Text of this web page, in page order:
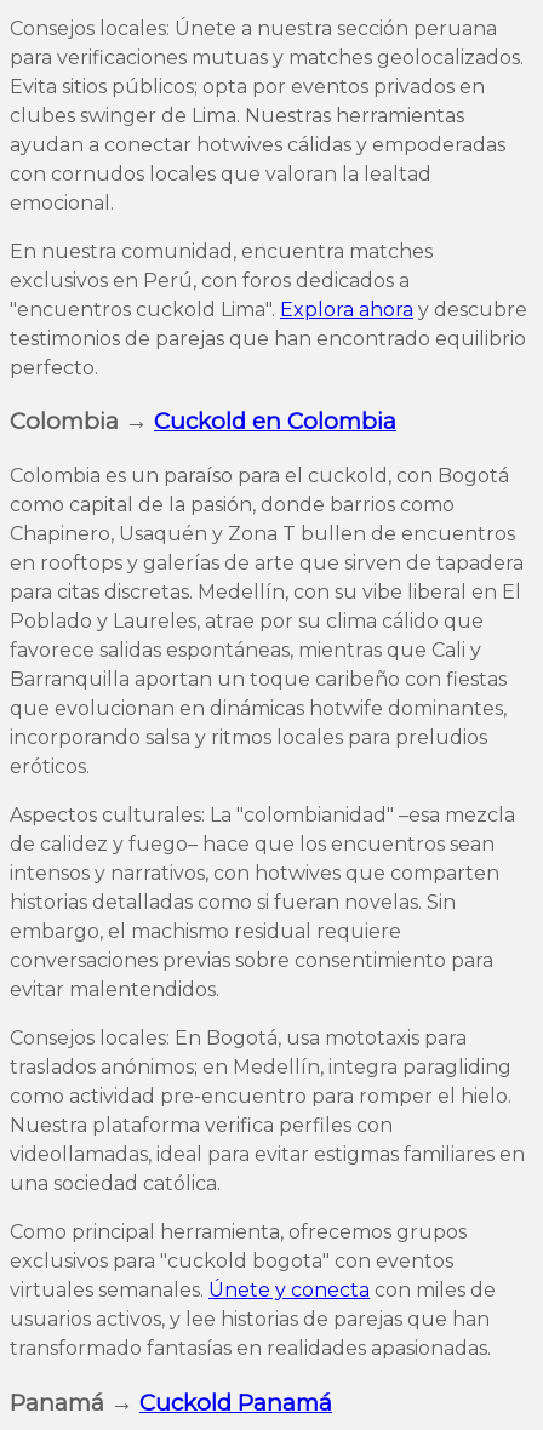
Consejos locales: Únete a nuestra sección peruana
para verificaciones mutuas y matches geolocalizados.
Evita sitios públicos; opta por eventos privados en
clubes swinger de Lima. Nuestras herramientas
ayudan a conectar hotwives cálidas y empoderadas
con cornudos locales que valoran la lealtad
emocional.
En nuestra comunidad, encuentra matches
exclusivos en Perú, con foros dedicados a
"encuentros cuckold Lima". Explora ahora y descubre
testimonios de parejas que han encontrado equilibrio
perfecto.
Colombia → Cuckold en Colombia
Colombia es un paraíso para el cuckold, con Bogotá
como capital de la pasión, donde barrios como
Chapinero, Usaquén y Zona T bullen de encuentros
en rooftops y galerías de arte que sirven de tapadera
para citas discretas. Medellín, con su vibe liberal en El
Poblado y Laureles, atrae por su clima cálido que
favorece salidas espontáneas, mientras que Cali y
Barranquilla aportan un toque caribeño con fiestas
que evolucionan en dinámicas hotwife dominantes,
incorporando salsa y ritmos locales para preludios
eróticos.
Aspectos culturales: La "colombianidad" –esa mezcla
de calidez y fuego– hace que los encuentros sean
intensos y narrativos, con hotwives que comparten
historias detalladas como si fueran novelas. Sin
embargo, el machismo residual requiere
conversaciones previas sobre consentimiento para
evitar malentendidos.
Consejos locales: En Bogotá, usa mototaxis para
traslados anónimos; en Medellín, integra paragliding
como actividad pre-encuentro para romper el hielo.
Nuestra plataforma verifica perfiles con
videollamadas, ideal para evitar estigmas familiares en
una sociedad católica.
Como principal herramienta, ofrecemos grupos
exclusivos para "cuckold bogota" con eventos
virtuales semanales. Únete y conecta con miles de
usuarios activos, y lee historias de parejas que han
transformado fantasías en realidades apasionadas.
Panamá → Cuckold Panamá